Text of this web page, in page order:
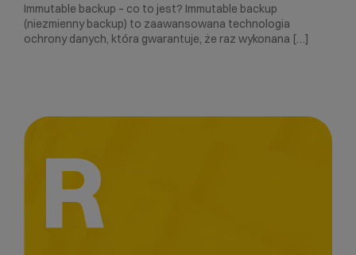
Immutable backup – co to jest? Immutable backup
(niezmienny backup) to zaawansowana technologia
ochrony danych, która gwarantuje, że raz wykonana […]
R